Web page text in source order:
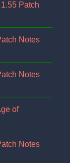
Patch
Notes
Notes
of
Notes